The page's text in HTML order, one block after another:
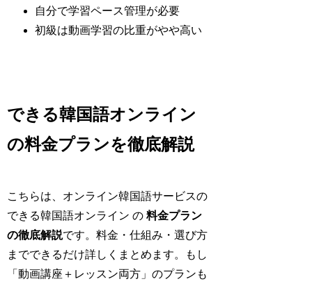
自分で学習ペース管理が必要
初級は動画学習の比重がやや高い
できる韓国語オンライン
の料金プランを徹底解説
こちらは、オンライン韓国語サービスの
できる韓国語オンライン の料金プラン
の徹底解説です。料金・仕組み・選び方
までできるだけ詳しくまとめます。もし
「動画講座＋レッスン両方」のプランも